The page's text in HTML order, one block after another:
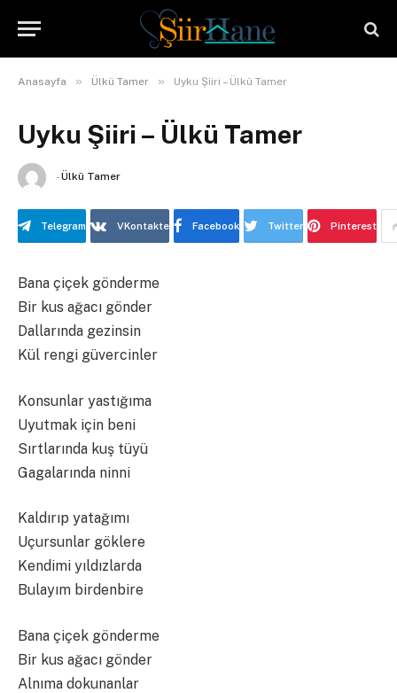
Anasayfa » Ülkü Tamer » Uyku Şiiri – Ülkü Tamer
Uyku Şiiri – Ülkü Tamer
-Ülkü Tamer
Telegram VKontakte Facebook Twitter Pinterest
Bana çiçek gönderme
Bir kus ağacı gönder
Dallarında gezinsin
Kül rengi güvercinler
Konsunlar yastığıma
Uyutmak için beni
Sırtlarında kuş tüyü
Gagalarında ninni
Kaldırıp yatağımı
Uçursunlar göklere
Kendimi yıldızlarda
Bulayım birdenbire
Bana çiçek gönderme
Bir kus ağacı gönder
Alnıma dokunanlar